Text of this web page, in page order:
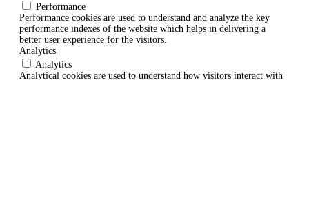
Performance
Performance cookies are used to understand and analyze the key
performance indexes of the website which helps in delivering a
better user experience for the visitors.
Analytics
Analytics
Analytical cookies are used to understand how visitors interact with